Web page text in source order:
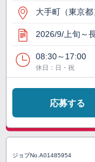
大手町（東京
2026/9/上旬～
08:30～17:00
休日：日・祝
応募する
ジョブNo. A01485954